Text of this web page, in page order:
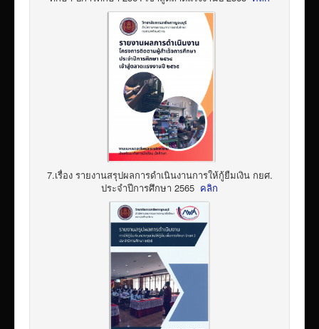
7.เรื่อง รายงานสรุปผลการดำเนินงานการให้กู้ยืมเงิน กยศ.
ประจำปีการศึกษา 2565 คลิก